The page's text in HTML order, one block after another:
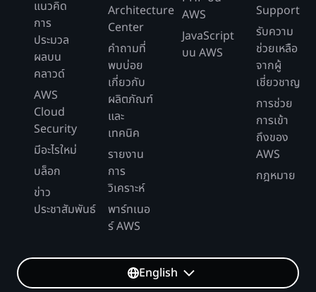
แนวคิด
การ
ประมวล
ผลบน
คลาวด์
AWS
Cloud
Security
มีอะไรใหม่
บล็อก
ข่าว
ประชาสัมพันธ์
Architecture
Center
คำถามที่
พบบ่อย
เกี่ยวกับ
ผลิตภัณฑ์
และ
เทคนิค
รายงาน
การ
วิเคราะห์
พาร์ทเนอ
ร์ AWS
AWS
JavaScript
บน AWS
Support
รับความ
ช่วยเหลือ
จากผู้
เชี่ยวชาญ
การช่วย
การเข้า
ถึงของ
AWS
กฎหมาย
English